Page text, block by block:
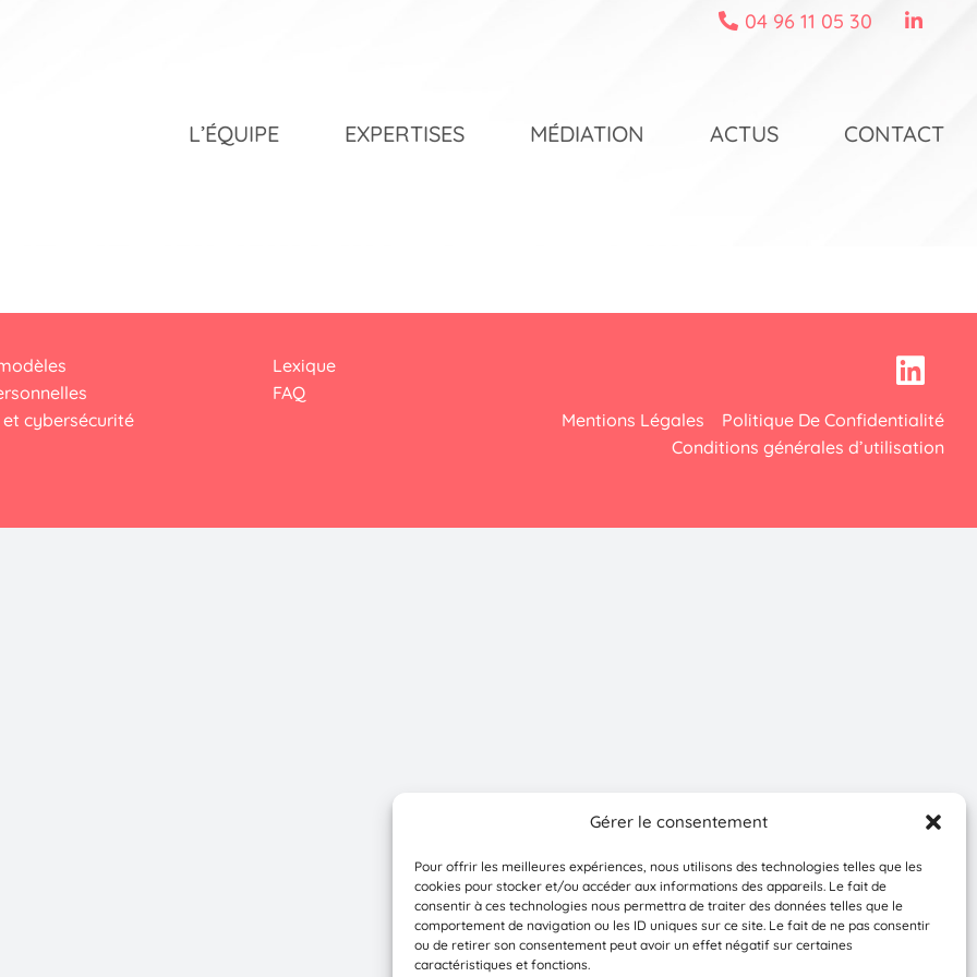
Gérer le consentement
Pour offrir les meilleures expériences, nous utilisons des technologies telles que les
cookies pour stocker et/ou accéder aux informations des appareils. Le fait de
consentir à ces technologies nous permettra de traiter des données telles que le
comportement de navigation ou les ID uniques sur ce site. Le fait de ne pas consentir
ou de retirer son consentement peut avoir un effet négatif sur certaines
caractéristiques et fonctions.
04 96 11 05 30
L’ÉQUIPE EXPERTISES MÉDIATION ACTUS CONTACT
cybersécurité
Lexique
FAQ
Mentions Légales
Politique De Confidentialité
Conditions générales d’utilisation